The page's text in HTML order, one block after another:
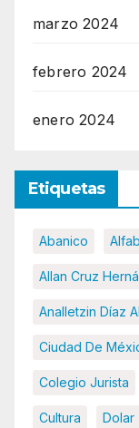
marzo 2024
febrero 2024
enero 2024
Etiquetas
Abanico
Allan Cruz
Analletzin Díaz
Ciudad De
Colegio Jurista
Cultura Dolar